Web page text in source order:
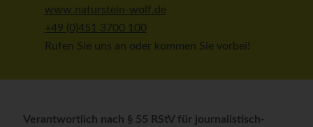
www.naturstein-wolf.de
+49 (0)451 3700 100
Rufen Sie uns an oder kommen Sie vorbei!
Verantwortlich nach § 55 RStV für journalistisch-